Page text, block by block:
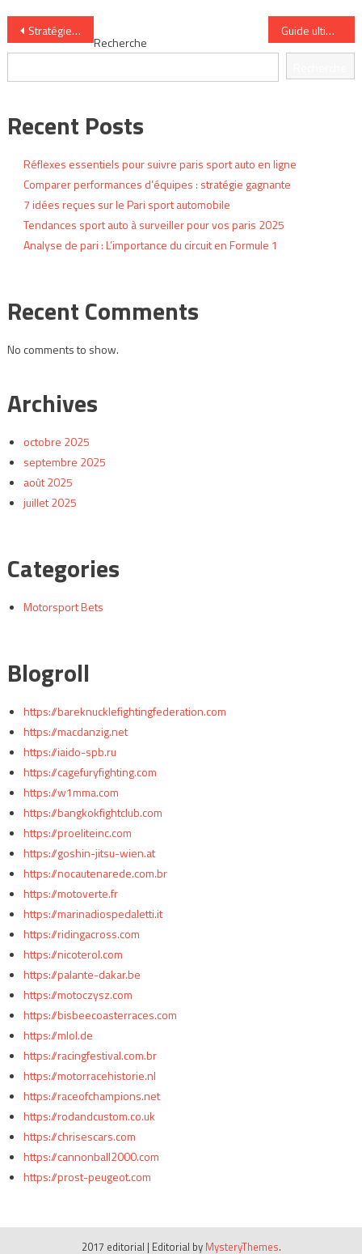
Navigation
de
l’article
Stratégie de pari : Comment lire les statistiques pilotes Guide ultime des types de Pari sport automobile
Recherche
Recent Posts
Réflexes essentiels pour suivre paris sport auto en ligne
Comparer performances d’équipes : stratégie gagnante
7 idées reçues sur le Pari sport automobile
Tendances sport auto à surveiller pour vos paris 2025
Analyse de pari : L’importance du circuit en Formule 1
Recent Comments
No comments to show.
Archives
octobre 2025
septembre 2025
août 2025
juillet 2025
Categories
Motorsport Bets
Blogroll
https://bareknucklefightingfederation.com
https://macdanzig.net
https://iaido-spb.ru
https://cagefuryfighting.com
https://w1mma.com
https://bangkokfightclub.com
https://proeliteinc.com
https://goshin-jitsu-wien.at
https://nocautenarede.com.br
https://motoverte.fr
https://marinadiospedaletti.it
https://ridingacross.com
https://nicoterol.com
https://palante-dakar.be
https://motoczysz.com
https://bisbeecoasterraces.com
https://mlol.de
https://racingfestival.com.br
https://motorracehistorie.nl
https://raceofchampions.net
https://rodandcustom.co.uk
https://chrisescars.com
https://cannonball2000.com
https://prost-peugeot.com
2017 editorial | Editorial by MysteryThemes.